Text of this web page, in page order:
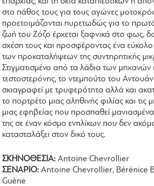
στο πάθος τους για τους αγώνες
προετοιμάζονται πυρετωδώς για το
ζωή του Ζόζο έρχεται ξαφνικά στο φως,
σχέση τους και προσφέροντας ένα
των προκαταλήψεων της συντηρητικής
Στιγματισμένο από τα λάδια των μηχανών
τεστοστερόνης, το ντεμπούτο του
σκιαγραφεί με τρυφερότητα αλλά και
το πορτρέτο μιας αληθινής φιλίας και τις
μιας εφηβείας που προσπαθεί
της σε έναν κόσμο ενηλίκων που δεν
κατασταλάξει στον δικό τους.
ΣΚΗΝΟΘΕΣΙΑ: Antoine Chevrollier
ΣΕΝΑΡΙΟ: Antoine Chevrollier, Bérénice
Guène